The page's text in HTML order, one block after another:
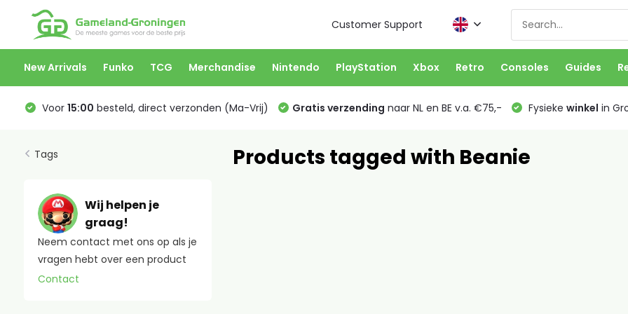
Customer Support
New Arrivals Funko TCG Merchandise Nintendo PlayStation Xbox Retro Consoles Guides
Voor 15:00 besteld, direct verzonden (Ma-Vrij) Gratis verzending naar NL en BE v.a. €75,- Fysieke winkel in
Tags
Wij helpen je
graag!
Neem contact met ons op als je
vragen hebt over een product
Contact
Products tagged with Beanie